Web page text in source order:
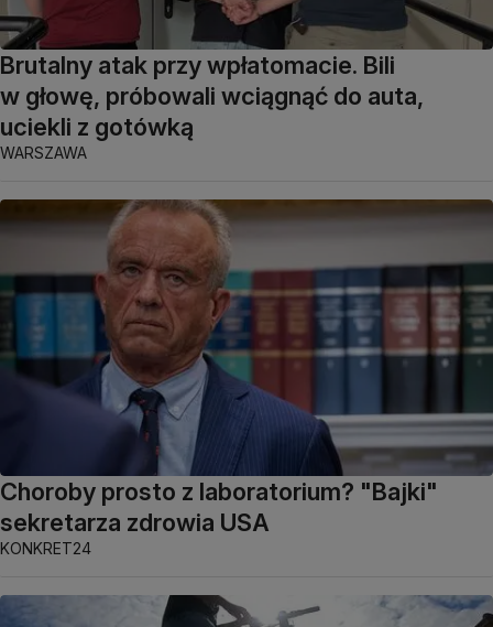
Brutalny atak przy wpłatomacie. Bili
w głowę, próbowali wciągnąć do auta,
uciekli z gotówką
WARSZAWA
Choroby prosto z laboratorium? "Bajki"
sekretarza zdrowia USA
KONKRET24